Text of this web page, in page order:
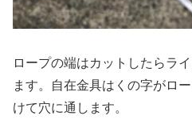
ロープの端はカットしたらラ
ます。自在金具はくの字がロ
けて穴に通します。